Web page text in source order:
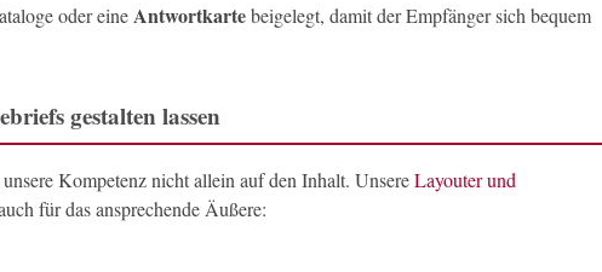
oder eineAntwortkartebeigelegt, damit der Empfänger sich bequem
gestalten lassen
Kompetenz nicht allein auf den Inhalt. UnsereLayouter und
für das ansprechende Äußere: